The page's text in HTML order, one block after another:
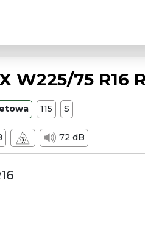
W225/75 R16
115 S
72 dB